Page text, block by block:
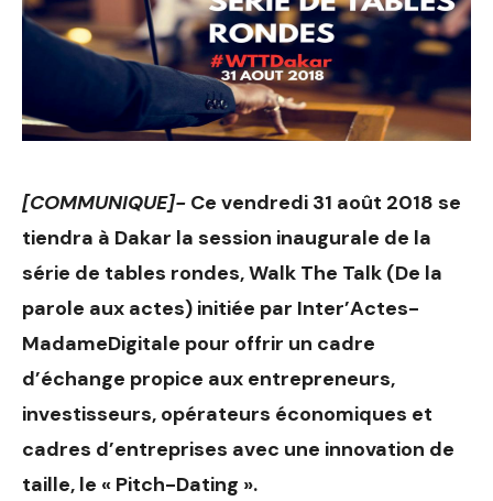
[COMMUNIQUE]- Ce vendredi 31 août 2018 se
tiendra à Dakar la session inaugurale de la
série de tables rondes, Walk The Talk (De la
parole aux actes) initiée par Inter’Actes-
MadameDigitale pour offrir un cadre
d’échange propice aux entrepreneurs,
investisseurs, opérateurs économiques et
cadres d’entreprises avec une innovation de
taille, le « Pitch-Dating ».